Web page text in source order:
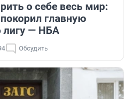
о себе весь мир:
главную
лигу — НБА
Обсудить